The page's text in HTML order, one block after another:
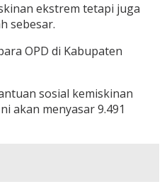
ekstrem tetapi juga
sebesar.
OPD di Kabupaten
sosial kemiskinan
akan menyasar 9.491